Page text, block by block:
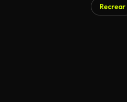
Recrear